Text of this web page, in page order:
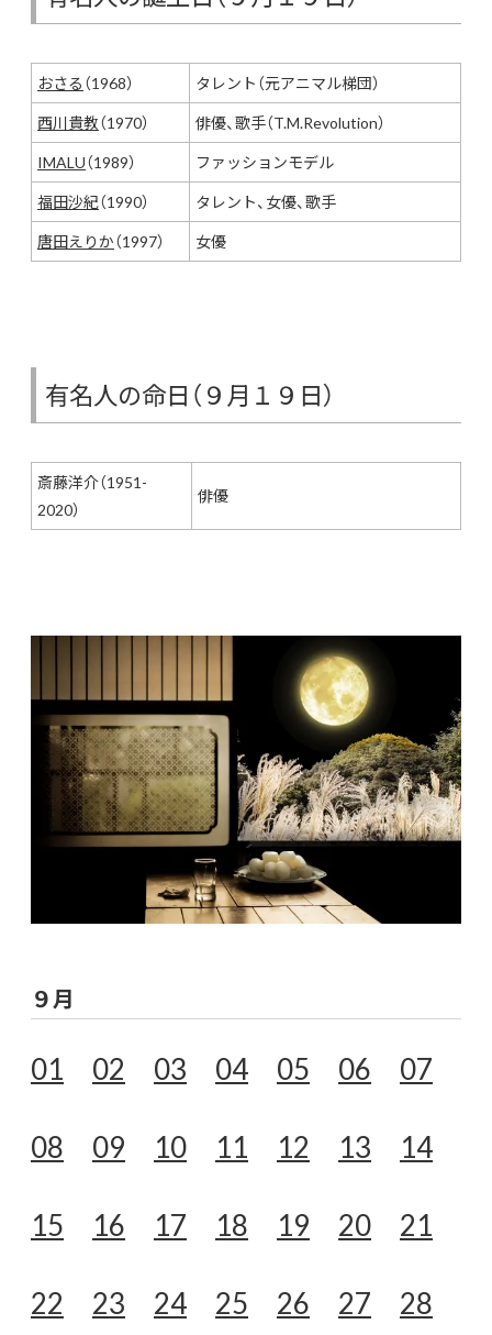
おさる （1968）
タレント（元アニマル梯団）
西川貴教（1970）
俳優、歌手（T.M.Revolution）
IMALU（1989）
ファッションモデル
福田沙紀（1990）
タレント、女優、歌手
唐田えりか（1997） 女優
有名人の命日（９月１９日）
斎藤洋介（1951-
2020）
俳優
９月
01 02 03 04 05 06
07
08
09 10 11 12 13
14
15
16 17 18 19 20
21
22
23 24 25 26 27
28